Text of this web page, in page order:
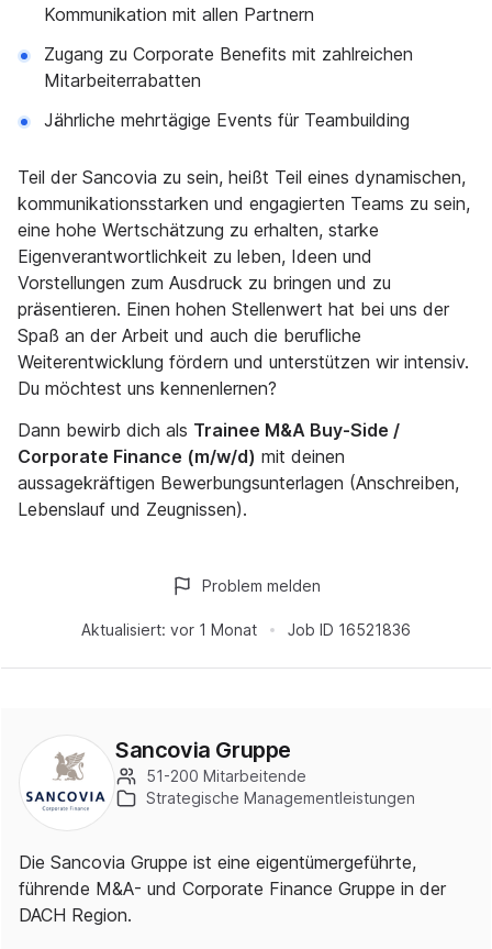
Kommunikation mit allen Partnern
Zugang zu Corporate Benefits mit zahlreichen
Mitarbeiterrabatten
Jährliche mehrtägige Events für Teambuilding
Teil der Sancovia zu sein, heißt Teil eines dynamischen,
kommunikationsstarken und engagierten Teams zu sein,
eine hohe Wertschätzung zu erhalten, starke
Eigenverantwortlichkeit zu leben, Ideen und
Vorstellungen zum Ausdruck zu bringen und zu
präsentieren. Einen hohen Stellenwert hat bei uns der
Spaß an der Arbeit und auch die berufliche
Weiterentwicklung fördern und unterstützen wir intensiv.
Du möchtest uns kennenlernen?
Dann bewirb dich als Trainee M&A Buy-Side /
Corporate Finance (m/w/d) mit deinen
aussagekräftigen Bewerbungsunterlagen (Anschreiben,
Lebenslauf und Zeugnissen).
Aktualisiert: vor 1 Monat Job ID 16521836
Problem melden
Sancovia Gruppe
51-200 Mitarbeitende
Strategische Managementleistungen
Die Sancovia Gruppe ist eine eigentümergeführte,
führende M&A- und Corporate Finance Gruppe in der
DACH Region.